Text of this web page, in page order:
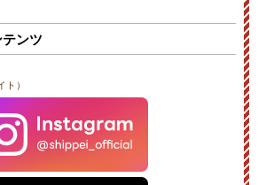
ンツ
ト）